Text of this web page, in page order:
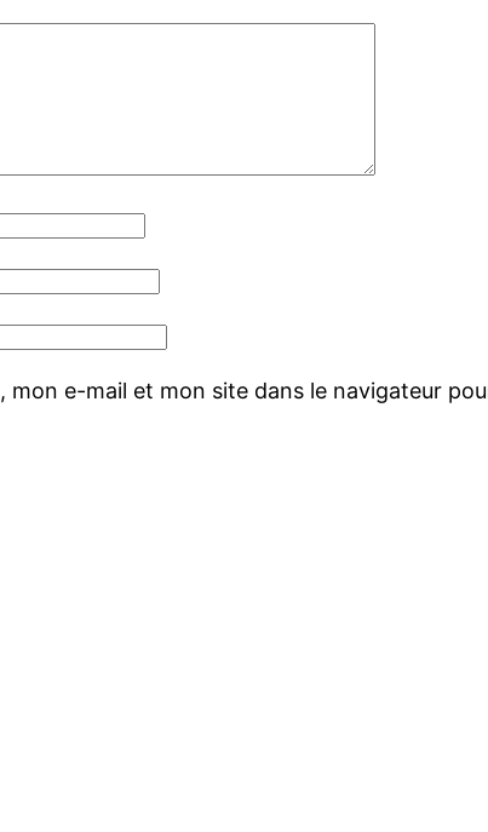
mon e-mail et mon site dans le navigateur